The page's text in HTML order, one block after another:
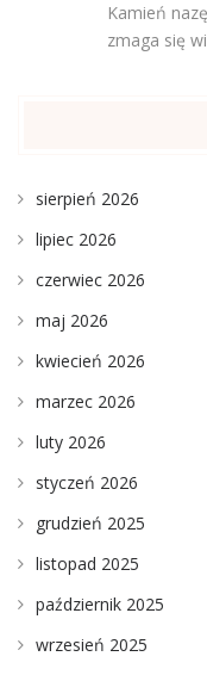
Kamień
zmaga się
sierpień 2026
lipiec 2026
czerwiec 2026
maj 2026
kwiecień 2026
marzec 2026
luty 2026
styczeń 2026
grudzień 2025
listopad 2025
październik 2025
wrzesień 2025